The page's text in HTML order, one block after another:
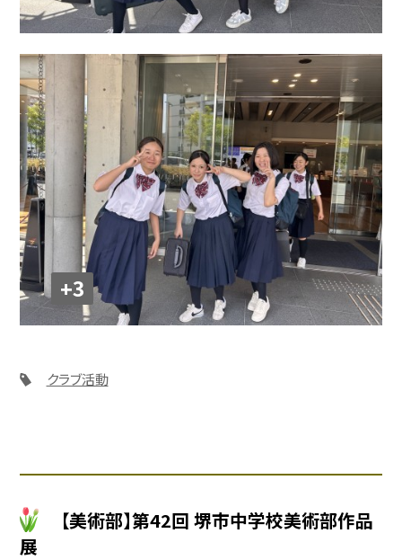
+3
クラブ活動
【美術部】第42回 堺市中学校美術部作品
展